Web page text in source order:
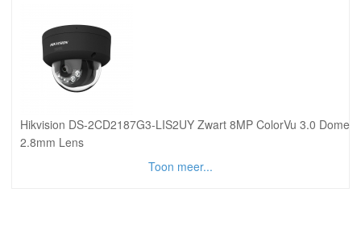
Hikvision DS-2CD2187G3-LIS2UY Zwart 8MP ColorVu 3.0 Dome
2.8mm Lens
Toon meer...